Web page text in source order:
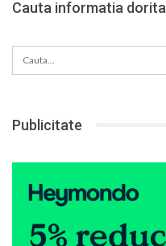
Cauta informatia dorita
Publicitate